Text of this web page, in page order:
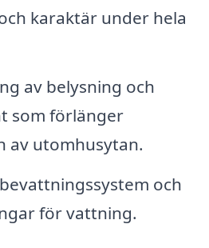
karaktär under hela
av belysning och
som förlänger
av utomhusytan.
och
för vattning.